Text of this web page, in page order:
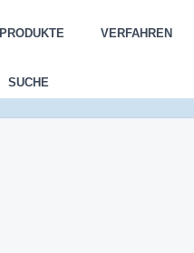
PRODUKTE VERFAHREN
SUCHE